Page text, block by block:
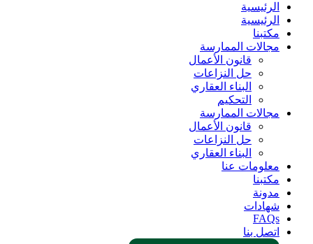
الرئيسية
الرئيسية
مكتبنا
مجالات الممارسة
قانون الأعمال
حل النزاعات
البناء العقاري
التحكيم
مجالات الممارسة
قانون الأعمال
حل النزاعات
البناء العقاري
معلومات عنا
مكتبنا
مدونة
شهادات
FAQs
اتصل بنا